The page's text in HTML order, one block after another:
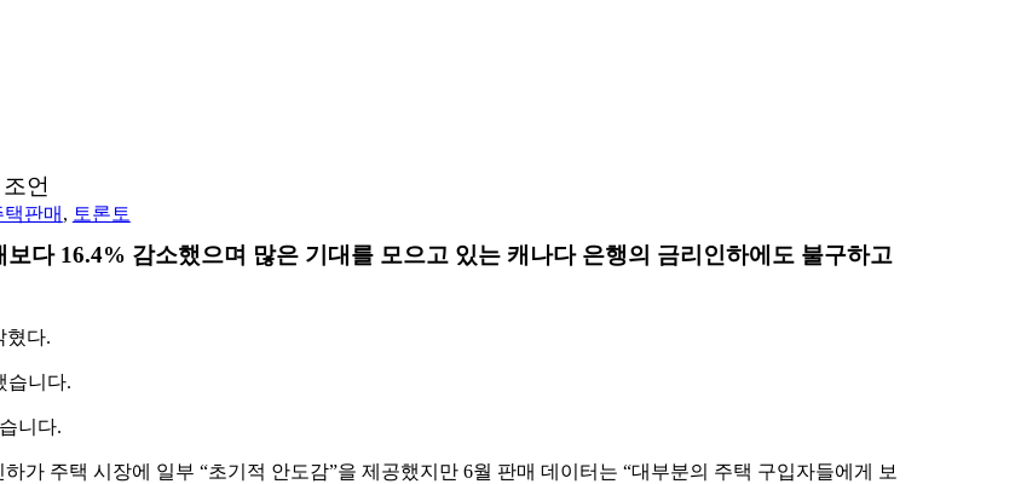
언
택판매 , 토론토
다 16.4% 감소했으며 많은 기대를 모으고 있는 캐나다 은행의 금리인하에도 불구하고
혔다.
습니다.
니다.
가 주택 시장에 일부 “초기적 안도감”을 제공했지만 6월 판매 데이터는 “대부분의 주택 구입자들에게 보